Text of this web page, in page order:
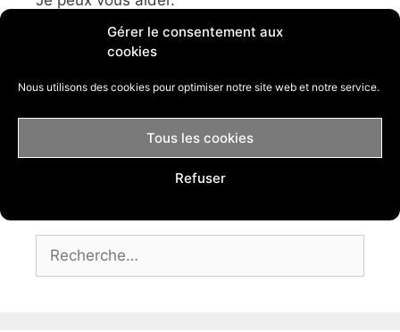
Gérer le consentement aux
cookies
Nous utilisons des cookies pour optimiser notre site web et notre service.
Tous les cookies
Refuser
J'ai créé ce blog afin de vous aider à lancer
vivre.
Rechercher :